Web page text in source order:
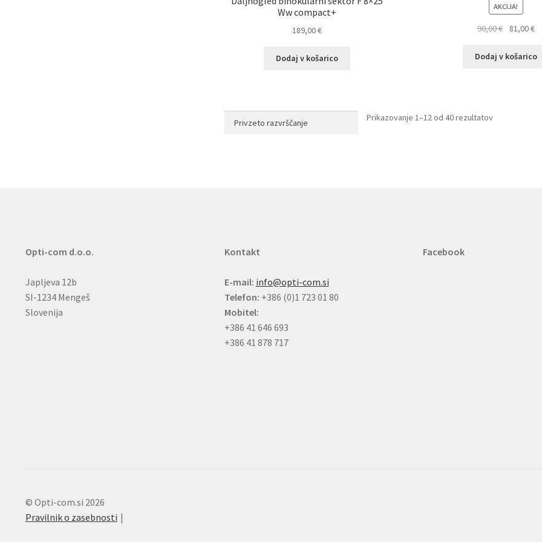
Ww compact+
189,00€
Dodaj v košarico
AKCIJA!
90,00€
Izvirna
je
81,00€
je:
Dodaj v košarico
Prikazovanje 1–12 od 40 rezultatov
Opti-com d.o.o.
Japljeva 12b
SI-1234 Mengeš
Slovenija
Kontakt
E-mail: info@opti-com.si
Telefon: +386 (0)1 723 01 80
Mobitel:
+386 41 646 693
+386 41 878 717
Facebook
© Opti-com.si 2026
Pravilnik o zasebnosti